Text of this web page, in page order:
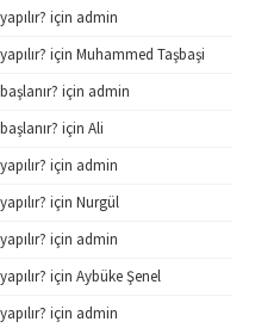
için admin
için Muhammed Taşbaşi
için admin
için Ali
için admin
için Nurgül
için admin
için Aybüke Şenel
için admin